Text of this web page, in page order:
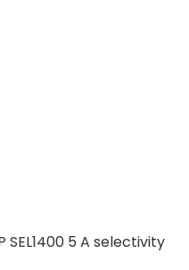
SEL1400 5 A selectivity